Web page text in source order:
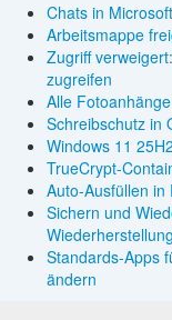
Chats in
Arbeitsmappe
Zugriff
zugreifen
Alle
Schreibschutz in
Windows 11
TrueCrypt-
Auto-Ausfüllen
Sichern und
Standards-Apps
ändern